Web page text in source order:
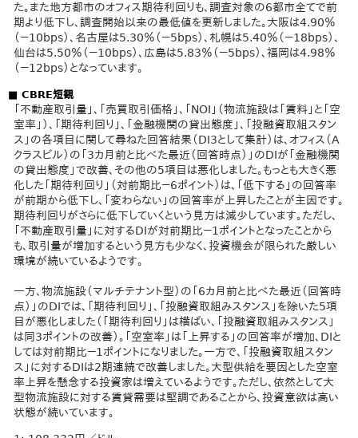
た。また地方都市のオフィス期待利回りも、調査対象の6都市全てで前
期より低下し、調査開始以来の最低値を更新しました。大阪は4.90％
（－10bps）、名古屋は5.30％（－5bps）、札幌は5.40％（－18bps）、
仙台は5.50％（－10bps）、広島は5.83％（－5bps）、福岡は4.98％
（－12bps）となっています。
■ CBRE短観
「不動産取引量」、「売買取引価格」、「NOI」（物流施設は「賃料」と「空
室率」）、「期待利回り」、「金融機関の貸出態度」、「投融資取組スタン
ス」の各項目に関して尋ねた回答結果（DI3として集計）は、オフィス（A
クラスビル）の「3カ月前と比べた最近（回答時点）」のDIが「金融機関
の貸出態度」で改善、その他の5項目は悪化しました。もっとも大きく悪
化した「期待利回り」（対前期比－6ポイント）は、「低下する」の回答率
が前期から低下し、「変わらない」の回答率が上昇したことが主因です。
期待利回りがさらに低下していくという見方は減少しています。ただし、
「不動産取引量」に対するDIが対前期比－1ポイントとなったことから
も、取引量が増加するという見方も少なく、投資機会が限られた厳しい
環境が続いているようです。
一方、物流施設（マルチテナント型）の「6カ月前と比べた最近（回答時
点）」のDIでは、「期待利回り」、「投融資取組みスタンス」を除いた5項
目が悪化しました（「期待利回り」は横ばい、「投融資取組みスタンス」
は同3ポイントの改善）。「空室率」は「上昇する」の回答率が増加、DIと
しては対前期比－1ポイントになりました。一方で、「投融資取組スタン
ス」に対するDIは2期連続で改善しました。大型供給を要因とした空室
率上昇を懸念する投資家は増えているようです。ただし、依然として大
型物流施設に対する賃貸需要は堅調であることから、投資意欲は高い
状態が続いています。